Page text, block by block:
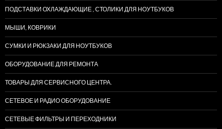
ПОДСТАВКИ ОХЛАЖДАЮЩИЕ , СТОЛИКИ ДЛЯ НОУТБУКОВ
МЫШИ, КОВРИКИ
СУМКИ И РЮКЗАКИ ДЛЯ НОУТБУКОВ
ОБОРУДОВАНИЕ ДЛЯ РЕМОНТА
ТОВАРЫ ДЛЯ СЕРВИСНОГО ЦЕНТРА.
СЕТЕВОЕ И РАДИО ОБОРУДОВАНИЕ
СЕТЕВЫЕ ФИЛЬТРЫ И ПЕРЕХОДНИКИ